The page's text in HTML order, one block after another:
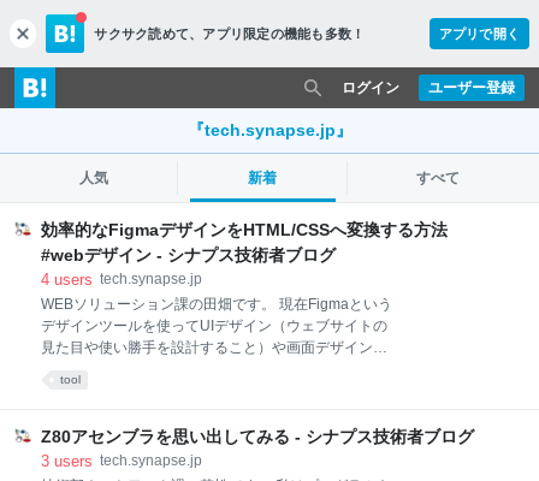
c
l
o
s
サクサク読めて、 アプリ限定の機能も多数！ アプリで開く
ユーザー登録
ログイン
『tech.synapse.jp』
人気 新着 すべて
効率的なFigmaデザインをHTML/CSSへ変換する方法
#webデザイン - シナプス技術者ブログ
4 users tech.synapse.jp
WEBソリューション課の田畑です。 現在Figmaという
デザインツールを使ってUIデザイン（ウェブサイトの
見た目や使い勝手を設計すること）や画面デザインな
で、Figmaのデザイン画面をHTMLやCSSへ変換する
方法について調べてみました。 Figmaとは Figmaのデ
ザインからHTML/CSSへ変換する方法 1.Figmaの開発
tool
Z80アセンブラを思い出してみる - シナプス技術者ブログ
3 users tech.synapse.jp